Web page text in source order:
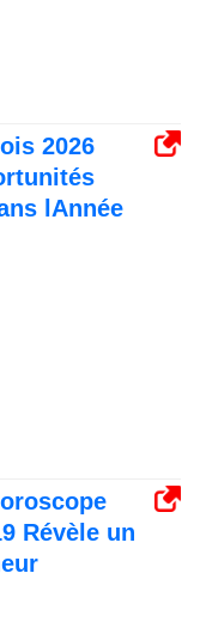
2026
lAnnée
Révèle un